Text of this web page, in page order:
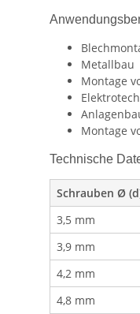
Metallbau
Montage
Montage
Technische
Schrauben Ø
3,5 mm
3,9 mm
4,2 mm
4,8 mm